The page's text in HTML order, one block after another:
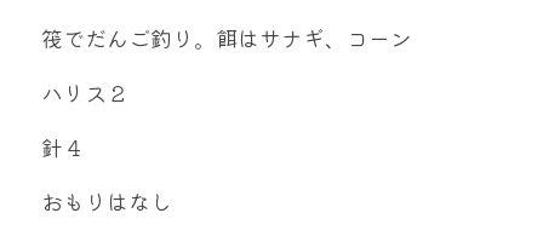
0597-32-0573
mtok0617love@yahoo.co.jp
お問い合わせ
筏でだんご釣り。餌はサナギ、コーン
ハリス２
針４
おもりはなし